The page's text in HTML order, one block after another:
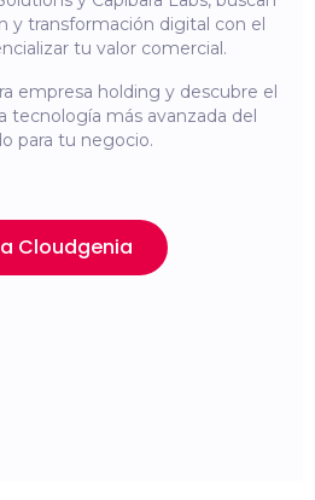
y transformación digital con el
tu valor comercial.
empresa holding y descubre el
tecnología más avanzada del
para tu negocio.
Cloudgenia